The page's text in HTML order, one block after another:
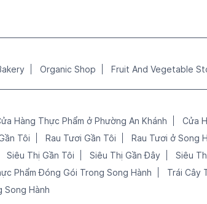
Organic Shop Fruit And Vegetable
Hàng Thực Phẩm ở Phường An Khánh Cửa
Tôi Rau Tươi Gần Tôi Rau Tươi ở Song
Siêu Thị Gần Tôi Siêu Thị Gần Đây Siêu
Phẩm Đóng Gói Trong Song Hành Trái Cây
Song Hành